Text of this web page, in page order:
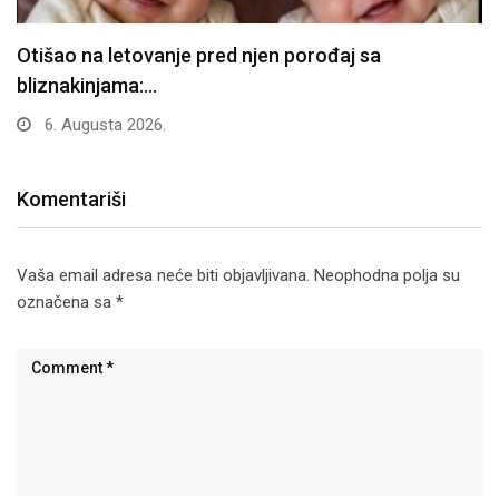
Otišao na letovanje pred njen porođaj sa
bliznakinjama:…
6. Augusta 2026.
Komentariši
Vaša email adresa neće biti objavljivana. Neophodna polja su
označena sa *